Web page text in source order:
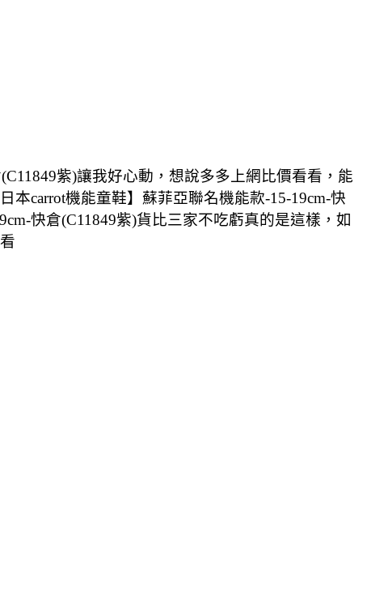
紫)讓我好心動，想說多多上網比價看看，能
本carrot機能童鞋】蘇菲亞聯名機能款-15-19cm-快
快倉(C11849紫)貨比三家不吃虧真的是這樣，如